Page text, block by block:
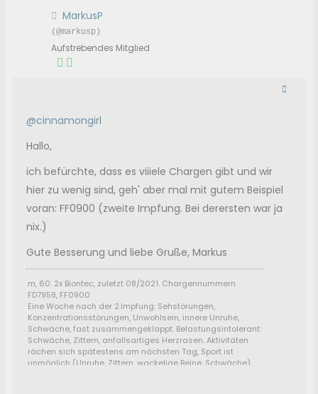
MarkusP
(@markusp)
Aufstrebendes Mitglied
@cinnamongirl
Hallo,
ich befürchte, dass es viiiele Chargen gibt und wir
hier zu wenig sind, geh' aber mal mit gutem Beispiel
voran: FF0900 (zweite Impfung. Bei derersten war ja
nix.)
Gute Besserung und liebe Gruße, Markus
m, 60. 2x Biontec, zuletzt 08/2021. Chargennummern
FD7958, FF0900
Eine Woche nach der 2.Impfung: Sehstörungen,
Konzentrationsstörungen, Unwohlsein, innere Unruhe,
Schwäche, fast zusammengeklappt. Belastungsintolerant:
Schwäche, Zittern, anfallsartiges Herzrasen. Aktivitäten
rächen sich spätestens am nächsten Tag, Sport ist
unmöglich (Unruhe, Zittern, wackelige Beine, Schwäche).